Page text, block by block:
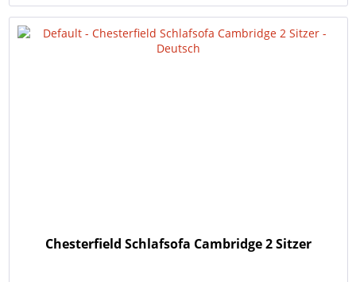
Chesterfield Schlafsofa Cambridge 2 Sitzer